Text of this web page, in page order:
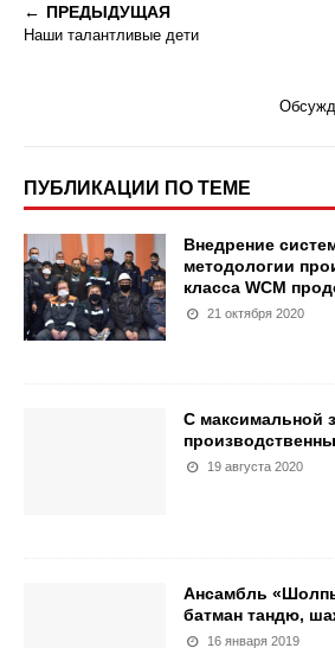
ПРЕДЫДУЩАЯ
Наши талантливые дети
ПУБЛИКАЦИИ ПО ТЕМЕ
Внедрение
методологии
класса WCM
21 октября 2020
С максимальной
19 августа 2020
Ансамбль
батман тандю,
16 января 2019